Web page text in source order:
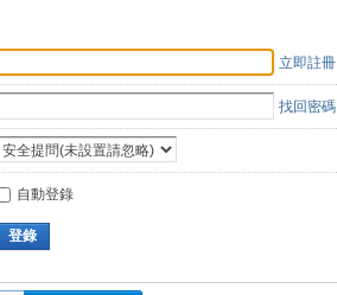
立即註冊
找回密碼
自動登錄
登錄